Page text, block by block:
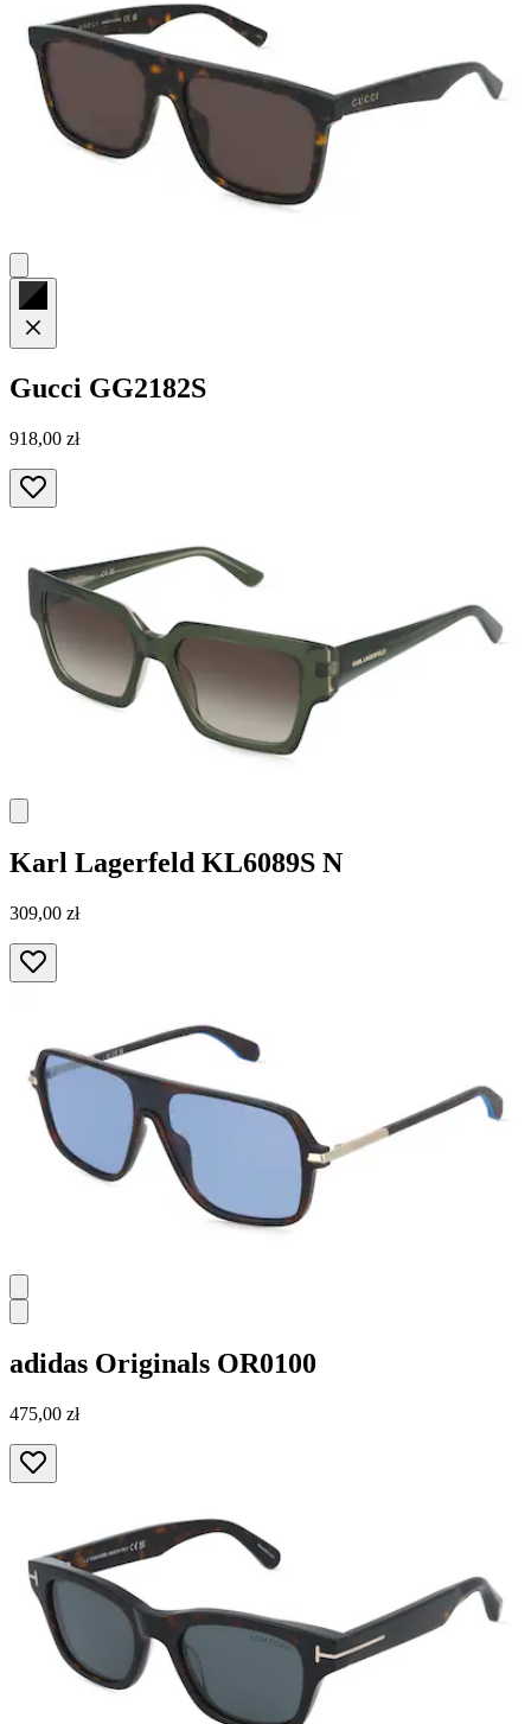
Gucci GG2182S
918,00 zł
Karl Lagerfeld KL6089S N
309,00 zł
adidas Originals OR0100
475,00 zł